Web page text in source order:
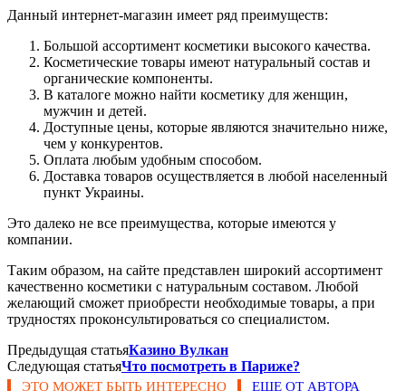
Данный интернет-магазин имеет ряд преимуществ:
Большой ассортимент косметики высокого качества.
Косметические товары имеют натуральный состав и
органические компоненты.
В каталоге можно найти косметику для женщин,
мужчин и детей.
Доступные цены, которые являются значительно ниже,
чем у конкурентов.
Оплата любым удобным способом.
Доставка товаров осуществляется в любой населенный
пункт Украины.
Это далеко не все преимущества, которые имеются у
компании.
Таким образом, на сайте представлен широкий ассортимент
качественно косметики с натуральным составом. Любой
желающий сможет приобрести необходимые товары, а при
трудностях проконсультироваться со специалистом.
Предыдущая статьяКазино Вулкан
Следующая статьяЧто посмотреть в Париже?
ЭТО МОЖЕТ БЫТЬ ИНТЕРЕСНО ЕЩЕ ОТ АВТОРА